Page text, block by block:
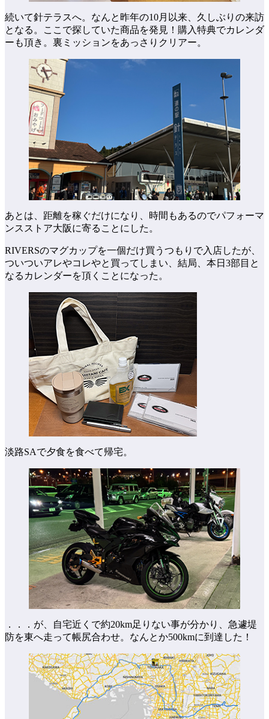
続いて針テラスへ。なんと昨年の10月以来、久しぶりの来訪
となる。ここで探していた商品を発見！購入特典でカレンダ
ーも頂き。裏ミッションをあっさりクリアー。
あとは、距離を稼ぐだけになり、時間もあるのでパフォーマ
ンスストア大阪に寄ることにした。
RIVERSのマグカップを一個だけ買うつもりで入店したが、
ついついアレやコレやと買ってしまい、結局、本日3部目と
なるカレンダーを頂くことになった。
淡路SAで夕食を食べて帰宅。
．．．が、自宅近くで約20km足りない事が分かり、急遽堤
防を東へ走って帳尻合わせ。なんとか500kmに到達した！